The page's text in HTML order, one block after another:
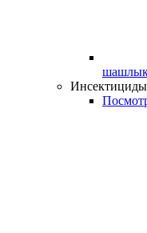
Инсектициды